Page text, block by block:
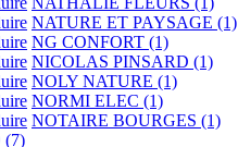
NATURE ET PAYSAGE (1)
NG CONFORT (1)
NICOLAS PINSARD (1)
NOLY NATURE (1)
NORMI ELEC (1)
NOTAIRE BOURGES (1)
(7)